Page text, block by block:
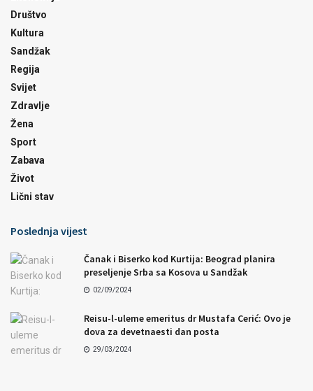
Društvo
Kultura
Sandžak
Regija
Svijet
Zdravlje
Žena
Sport
Zabava
Život
Lični stav
Poslednja vijest
Čanak i Biserko kod Kurtija: Beograd planira
preseljenje Srba sa Kosova u Sandžak
02/09/2024
Reisu-l-uleme emeritus dr Mustafa Cerić: Ovo je
dova za devetnaesti dan posta
29/03/2024